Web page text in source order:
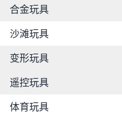
合金玩具
沙滩玩具
变形玩具
遥控玩具
体育玩具